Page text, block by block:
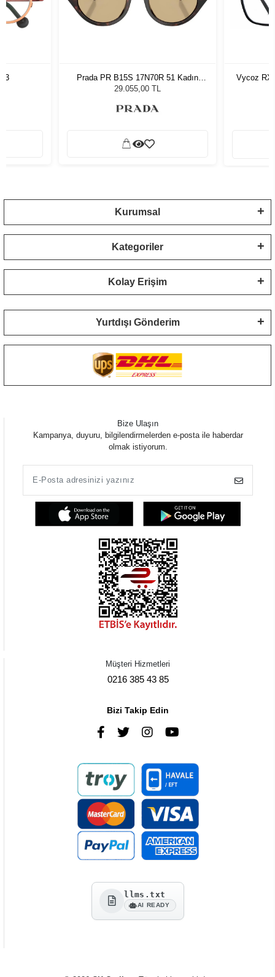
Prada PR B15S 17N70R 51 Kadın
Güneş Gözlüğü
29.055,00 TL
Vycoz RX
Kurumsal
Kategoriler
Kolay Erişim
Yurtdışı Gönderim
Bize Ulaşın
Kampanya, duyuru, bilgilendirmelerden e-posta ile haberdar
olmak istiyorum.
Müşteri Hizmetleri
0216 385 43 85
Bizi Takip Edin
llms.txt
AI READY